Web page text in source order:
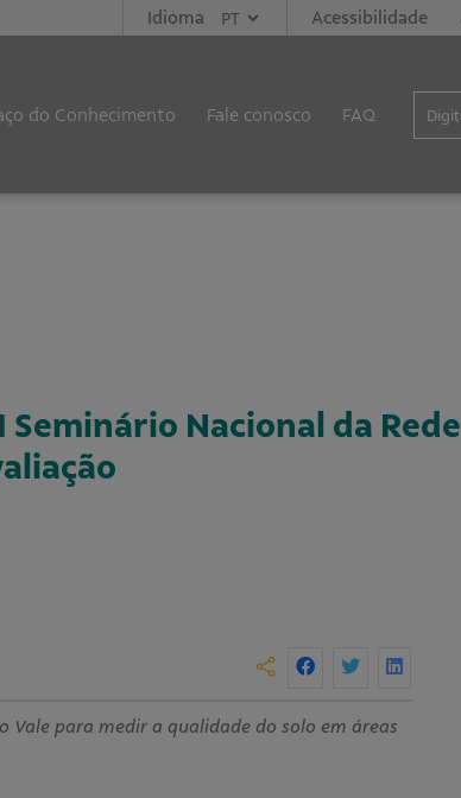
Idioma Acessibilidade
do Conhecimento Fale conosco FAQ
Nacional da Rede
para medir a qualidade do solo em áreas